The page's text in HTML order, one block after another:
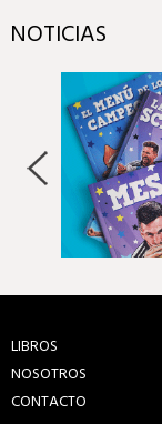
NOTICIAS
LIBROS
NOSOTROS
CONTACTO